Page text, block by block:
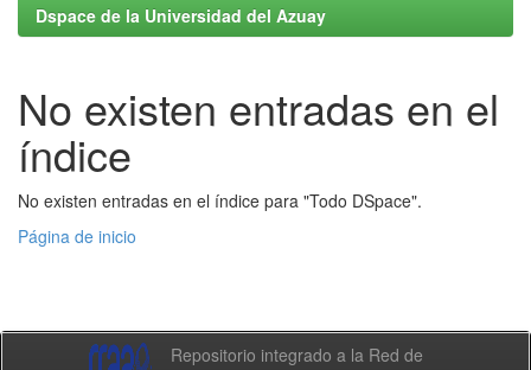
Dspace de la Universidad del Azuay
No existen entradas en el
índice
No existen entradas en el índice para "Todo DSpace".
Página de inicio
Repositorio integrado a la Red de